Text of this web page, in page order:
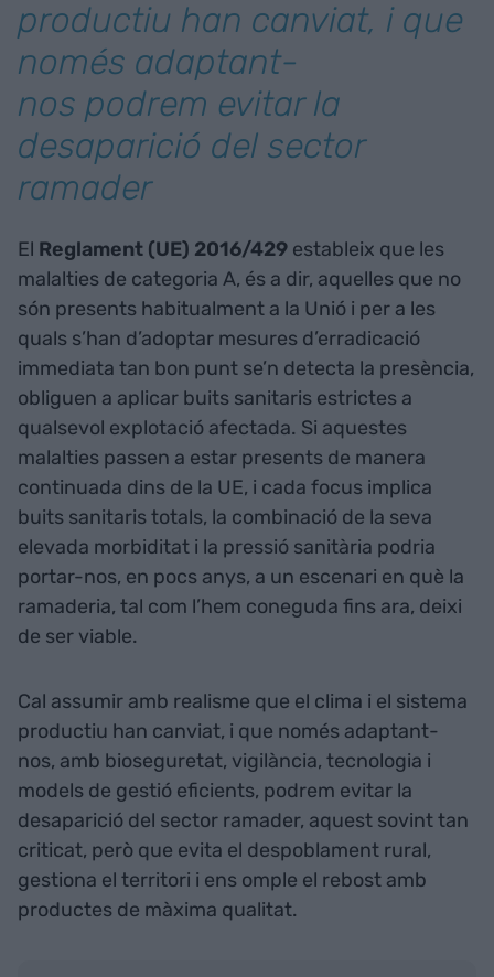
productiu han canviat, i que
només adaptant-
nos podrem evitar la
desaparició del sector
ramader
El Reglament (UE) 2016/429 estableix que les
malalties de categoria A, és a dir, aquelles que no
són presents habitualment a la Unió i per a les
quals s’han d’adoptar mesures d’erradicació
immediata tan bon punt se’n detecta la presència,
obliguen a aplicar buits sanitaris estrictes a
qualsevol explotació afectada. Si aquestes
malalties passen a estar presents de manera
continuada dins de la UE, i cada focus implica
buits sanitaris totals, la combinació de la seva
elevada morbiditat i la pressió sanitària podria
portar-nos, en pocs anys, a un escenari en què la
ramaderia, tal com l’hem coneguda fins ara, deixi
de ser viable.
Cal assumir amb realisme que el clima i el sistema
productiu han canviat, i que només adaptant-
nos, amb bioseguretat, vigilància, tecnologia i
models de gestió eficients, podrem evitar la
desaparició del sector ramader, aquest sovint tan
criticat, però que evita el despoblament rural,
gestiona el territori i ens omple el rebost amb
productes de màxima qualitat.